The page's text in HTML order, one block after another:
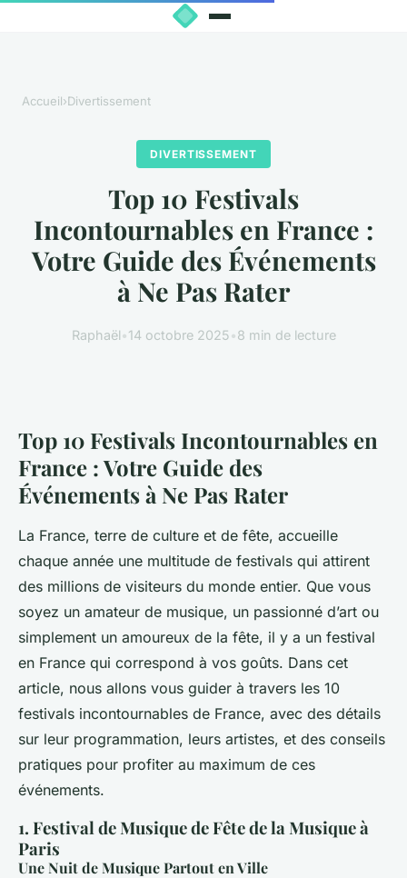
Accueil›Divertissement
DIVERTISSEMENT
Top 10 Festivals
Incontournables en France :
Votre Guide des Événements
à Ne Pas Rater
Raphaël•14 octobre 2025•8 min de lecture
Top 10 Festivals Incontournables en
France : Votre Guide des
Événements à Ne Pas Rater
La France, terre de culture et de fête, accueille
chaque année une multitude de festivals qui attirent
des millions de visiteurs du monde entier. Que vous
soyez un amateur de musique, un passionné d’art ou
simplement un amoureux de la fête, il y a un festival
en France qui correspond à vos goûts. Dans cet
article, nous allons vous guider à travers les 10
festivals incontournables de France, avec des détails
sur leur programmation, leurs artistes, et des conseils
pratiques pour profiter au maximum de ces
événements.
1. Festival de Musique de Fête de la Musique à
Paris
Une Nuit de Musique Partout en Ville